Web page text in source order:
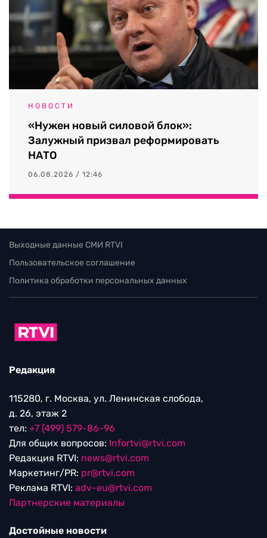
НОВОСТИ
«Нужен новый силовой блок»:
Залужный призвал реформировать
НАТО
06.08.2026 / 12:46
Выходные данные СМИ RTVI
Пользовательское соглашение
Политика обработки персональных данных
Редакция
115280, г. Москва, ул. Ленинская слобода,
д. 26, этаж 2
тел: +7 (499) 579-86-96
Для общих вопросов: Infortvi@rtvi.com
Редакция RTVI: news@rtvi.com
Маркетинг/PR: pr@rtvi.com
Реклама RTVI: adv-eu@rtvi.com
Партнерские материалы
Достойные новости